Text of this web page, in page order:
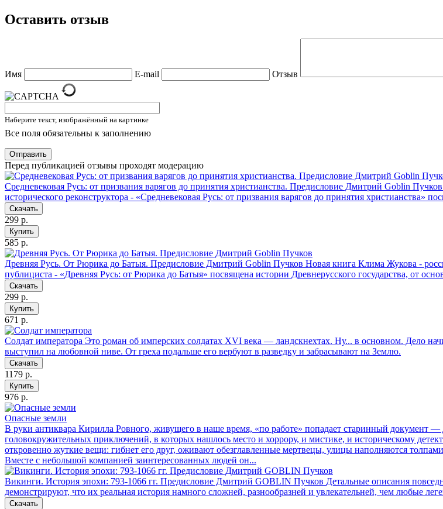
Оставить отзыв
Имя E-mail Отзыв
Наберите текст, изображённый на картинке
Все поля обязательны к заполнению
Отправить
Перед публикацией отзывы проходят модерацию
Средневековая Русь: от призвания варягов до принятия христианства. Предисловие Дмитрий Goblin Пучков
исторического реконструктора - «Средневековая Русь: от призвания варягов до принятия христианства»
Скачать
299 р.
Купить
585 р.
Древняя Русь. От Рюрика до Батыя. Предисловие Дмитрий Goblin Пучков Новая книга Клима Жукова -
публициста - «Древняя Русь: от Рюрика до Батыя» посвящена истории Древнерусского государства, от
Скачать
299 р.
Купить
671 р.
Солдат императора Это роман об имперских солдатах XVI века — ландскнехтах. Ну... в основном. Дело
выступил на любовной ниве. От греха подальше его вербуют в разведку и забрасывают на Землю.
Скачать
1179 р.
Купить
976 р.
Опасные земли
В руки антиквара Кирилла Ровного, живущего в наше время, «по работе» попадает старинный документ
головокружительных приключений, в которых нашлось место и хоррору, и мистике, и историческому
откровенно жуткие вещи: гибнет его друг, оживают обезглавленные мертвецы, улицы наполняются
Вместе с небольшой компанией заинтересованных людей он...
Викинги. История эпохи: 793-1066 гг. Предисловие Дмитрий GOBLIN Пучков Детальные описания
демонстрируют, что их реальная история намного сложней, разнообразней и увлекательней, чем любые
Скачать